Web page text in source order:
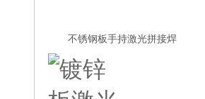
不锈钢板手持激光拼接焊